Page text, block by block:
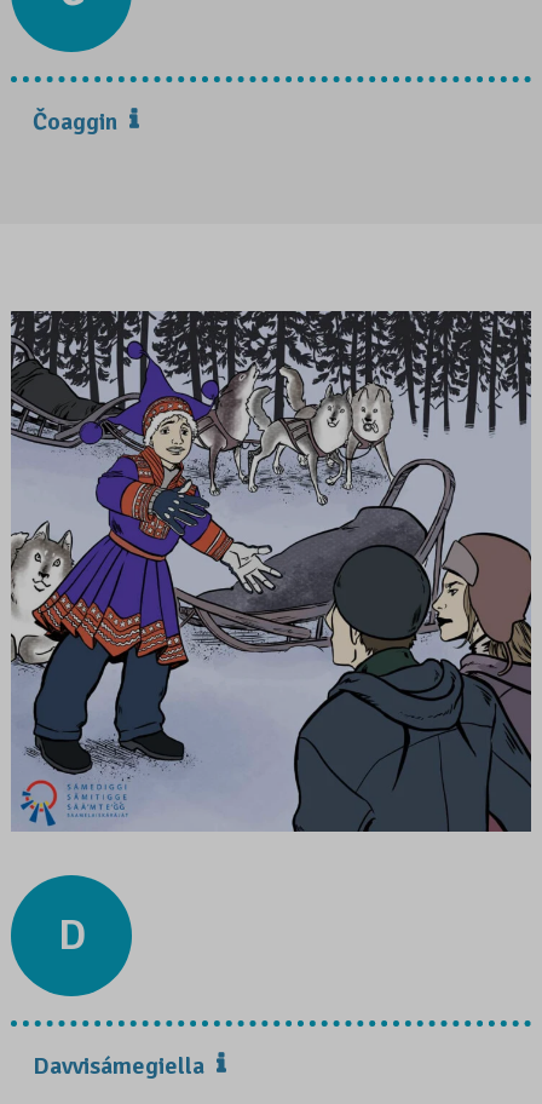
Čoaggin
D
Davvisámegiella